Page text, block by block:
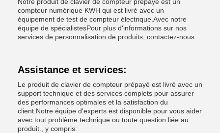
compteur numérique KWH qui est livré avec un
équipement de test de compteur électrique.Avec notre
équipe de spécialistesPour plus d'informations sur nos
services de personnalisation de produits, contactez-nous.
Assistance et services:
Le produit de clavier de compteur prépayé est livré avec un
support technique et des services complets pour assurer
des performances optimales et la satisfaction du
client.Notre équipe d'experts est disponible pour vous aider
avec tout problème technique ou toute question liée au
produit., y compris: